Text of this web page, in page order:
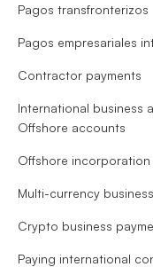
Pagos transfronterizos
Pagos empresariales
Contractor payments
International business
Offshore accounts
Offshore incorporation
Multi-currency
Crypto business
Paying international